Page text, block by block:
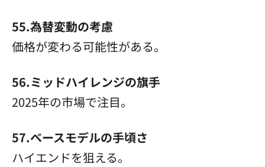
55.為替変動の考慮
価格が変わる可能性がある。
56.ミッドハイレンジの旗手
2025年の市場で注目。
57.ベースモデルの手頃さ
ハイエンドを狙える。